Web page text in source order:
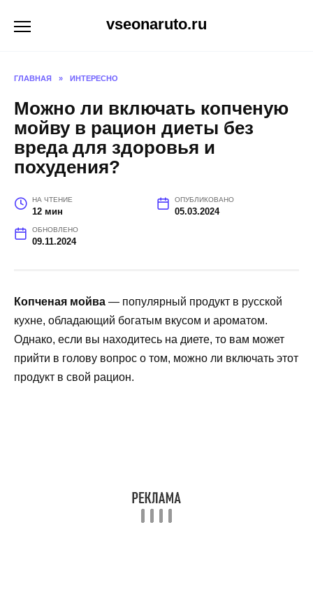
vseonaruto.ru
ГЛАВНАЯ » ИНТЕРЕСНО
Можно ли включать копченую
мойву в рацион диеты без
вреда для здоровья и
похудения?
НА ЧТЕНИЕ
12 мин
ОПУБЛИКОВАНО
05.03.2024
ОБНОВЛЕНО
09.11.2024
Копченая мойва — популярный продукт в русской
кухне, обладающий богатым вкусом и ароматом.
Однако, если вы находитесь на диете, то вам может
прийти в голову вопрос о том, можно ли включать этот
продукт в свой рацион.